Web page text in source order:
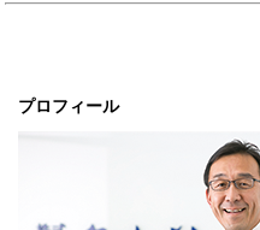
プロフィール